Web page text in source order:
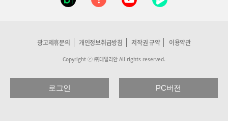
광고제휴문의 개인정보취급방침 저작권 규약 이용약관
Copyright ⓒ ㈜데일리안 All rights reserved.
로그인 PC버전